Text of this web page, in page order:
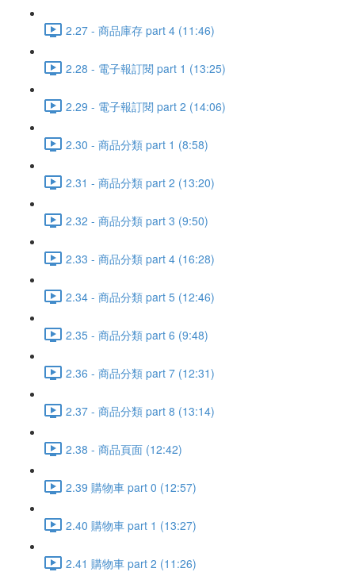
2.27 - 商品庫存 part 4 (11:46)
2.28 - 電子報訂閱 part 1 (13:25)
2.29 - 電子報訂閱 part 2 (14:06)
2.30 - 商品分類 part 1 (8:58)
2.31 - 商品分類 part 2 (13:20)
2.32 - 商品分類 part 3 (9:50)
2.33 - 商品分類 part 4 (16:28)
2.34 - 商品分類 part 5 (12:46)
2.35 - 商品分類 part 6 (9:48)
2.36 - 商品分類 part 7 (12:31)
2.37 - 商品分類 part 8 (13:14)
2.38 - 商品頁面 (12:42)
2.39 購物車 part 0 (12:57)
2.40 購物車 part 1 (13:27)
2.41 購物車 part 2 (11:26)